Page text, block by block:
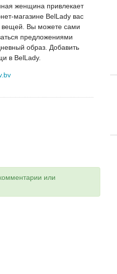
женщина привлекает
магазине BelLady вас
вещей. Вы можете сами
предложениями
образ. Добавить
в BelLady.
или